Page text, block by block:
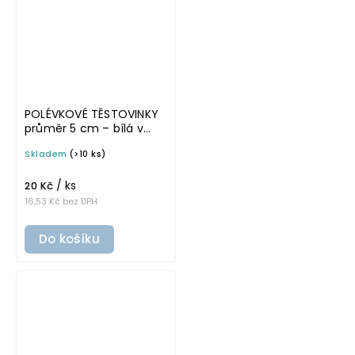
POLÉVKOVÉ TĚSTOVINKY
průměr 5 cm – bílá v
omyvatelná samolepka
Skladem (>10 ks)
16,53 Kč bez DPH
20 Kč / ks
Do košíku